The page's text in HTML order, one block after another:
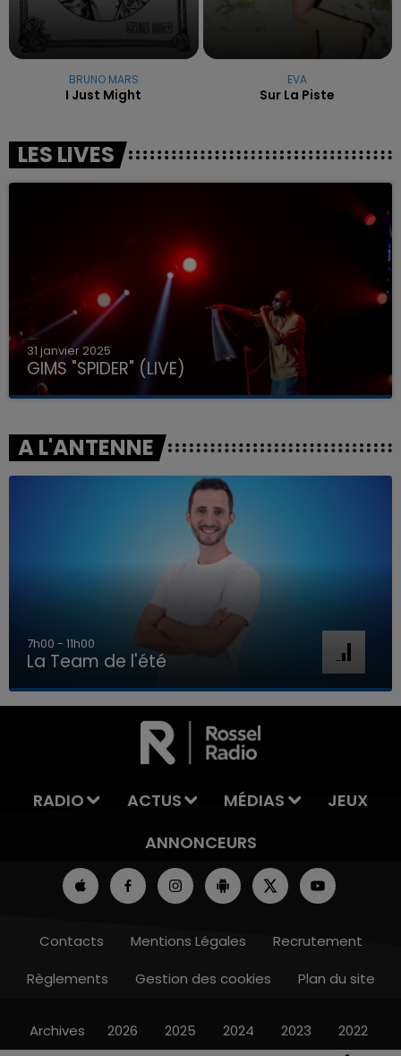
LA TEAM DE L'ÉTÉ
BRUNO MARS
I Just Might
EVA
Sur La Piste
LES LIVES
31 janvier 2025
GIMS "SPIDER" (LIVE)
A L'ANTENNE
7h00 - 11h00
La Team de l'été
RADIO ACTUS MÉDIAS
JEUX
ANNONCEURS
Contacts Mentions Légales
Recrutement
Règlements
Gestion des cookies Plan du site
Archives 2026 2025 2024 2023 2022